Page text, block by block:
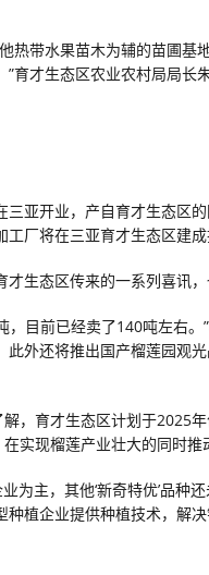
热带水果苗木为辅的苗圃基
育才生态区农业农村局局长朱
三亚开业，产自育才生态区
工厂将在三亚育才生态区建
生态区传来的一系列喜讯，
目前已经卖了140吨左右。
外还将推出国产榴莲园观
，育才生态区计划于2025
实现榴莲产业壮大的同时推
为主，其他‘新奇特优’品种
植企业提供种植技术，解